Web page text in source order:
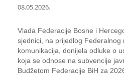
08.05.2026.
Vlada Federacije Bosne i
sjednici, na prijedlog Federalnog
komunikacija, donijela odluke o
koja se odnose na subvencije
Budžetom Federacije BiH za